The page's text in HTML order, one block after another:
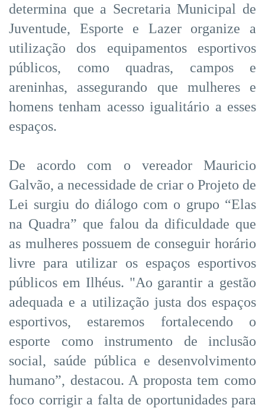
determina que a Secretaria Municipal de
Juventude, Esporte e Lazer organize a
utilização dos equipamentos esportivos
públicos, como quadras, campos e
areninhas, assegurando que mulheres e
homens tenham acesso igualitário a esses
espaços.
De acordo com o vereador Mauricio
Galvão, a necessidade de criar o Projeto de
Lei surgiu do diálogo com o grupo “Elas
na Quadra” que falou da dificuldade que
as mulheres possuem de conseguir horário
livre para utilizar os espaços esportivos
públicos em Ilhéus. "Ao garantir a gestão
adequada e a utilização justa dos espaços
esportivos, estaremos fortalecendo o
esporte como instrumento de inclusão
social, saúde pública e desenvolvimento
humano”, destacou. A proposta tem como
foco corrigir a falta de oportunidades para